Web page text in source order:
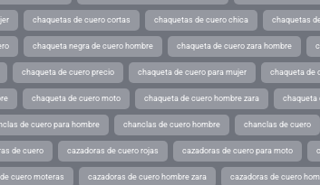
chaquetas de cuero cortas chaquetas de cuero chica chaquetas
chaqueta negra de cuero hombre chaqueta de cuero zara hombre
chaqueta de cuero precio chaqueta de cuero para mujer chaqueta de
chaqueta de cuero moto chaqueta de cuero hombre zara chaqueta
de cuero para hombre chanclas de cuero hombre chanclas de cuero
de cuero cazadoras de cuero rojas cazadoras de cuero para moto
cuero moteras cazadoras de cuero hombre zara cazadoras de cuero